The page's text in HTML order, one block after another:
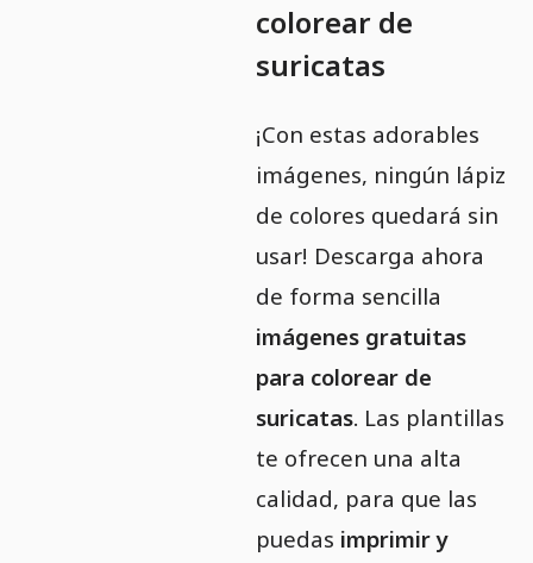
colorear de
suricatas
¡Con estas adorables
imágenes, ningún lápiz
de colores quedará sin
usar! Descarga ahora
de forma sencilla
imágenes gratuitas
para colorear de
suricatas. Las plantillas
te ofrecen una alta
calidad, para que las
puedas imprimir y